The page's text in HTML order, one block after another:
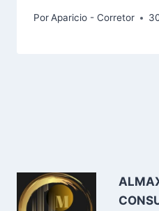
PorAparicio - Corretor